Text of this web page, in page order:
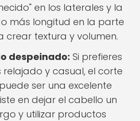
en los laterales y la
más longitud en la parte
crear textura y volumen.
despeinado: Si prefieres
relajado y casual, el corte
ser una excelente
en dejar el cabello un
y utilizar productos